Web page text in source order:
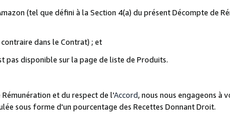
(tel que défini à la Section 4(a) du présent Décompte de
dans le Contrat) ; et
pas disponible sur la page de liste de Produits.
et du respect de l'Accord, nous nous engageons à
sous forme d'un pourcentage des Recettes Donnant Droit.